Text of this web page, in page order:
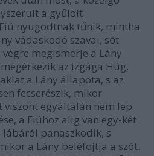
a gyűlölt
nyugodtnak tűnik, mintha
vádaskodó szavai, sőt
megismerje a Lány
az izgága Húg,
a Lány állapota, s az
fecserészik, mikor
viszont egyáltalán nem lep
a Fiúhoz alig van egy-két
lábáról panaszkodik, s
a Lány beléfojtja a szót.